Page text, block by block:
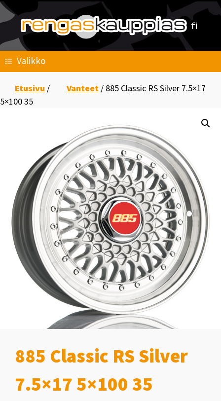
Skip
content
Valikko
Etusivu / Vanteet / 885 Classic RS Silver 7.5×17
5×100 35
885 Classic RS Silver
7.5×17 5×100 35